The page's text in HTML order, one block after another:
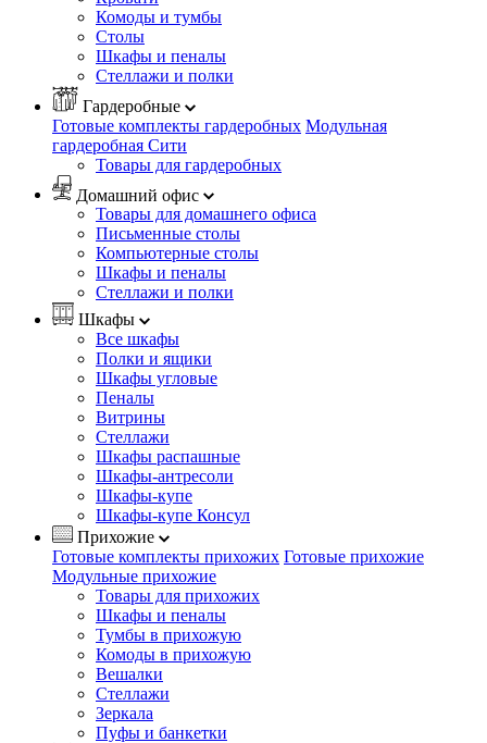
Комоды и тумбы
Столы
Шкафы и пеналы
Стеллажи и полки
Гардеробные
Готовые комплекты гардеробных Модульная
гардеробная Сити
Товары для гардеробных
Домашний офис
Товары для домашнего офиса
Письменные столы
Компьютерные столы
Шкафы и пеналы
Стеллажи и полки
Шкафы
Все шкафы
Полки и ящики
Шкафы угловые
Пеналы
Витрины
Стеллажи
Шкафы распашные
Шкафы-антресоли
Шкафы-купе
Шкафы-купе Консул
Прихожие
Готовые комплекты прихожих Готовые прихожие
Модульные прихожие
Товары для прихожих
Шкафы и пеналы
Тумбы в прихожую
Комоды в прихожую
Вешалки
Стеллажи
Зеркала
Пуфы и банкетки